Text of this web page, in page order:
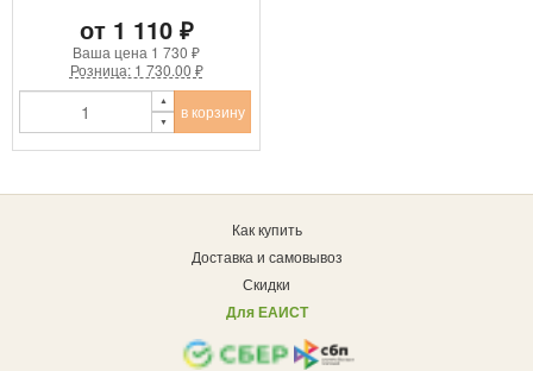
от 1 110 ₽
Ваша цена 1 730 ₽
Розница: 1 730.00 ₽
в корзину
Как купить
Доставка и самовывоз
Скидки
Для ЕАИСТ